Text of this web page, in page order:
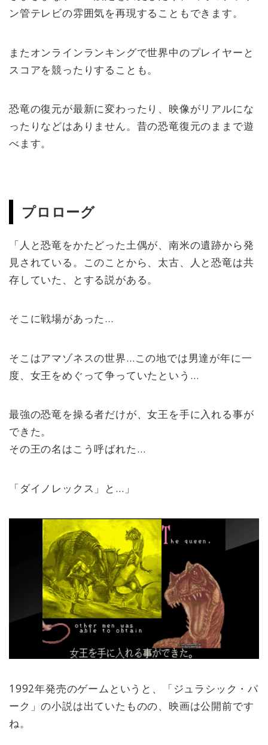
ン管テレビの雰囲気を再現することもできます。
またオンラインランキングで世界中のプレイヤーと
スコアを競ったりすることも。
恐竜の復元が最新に変わったり、映像がリアルにな
ったりなどはありません。昔の恐竜復元のままで遊
べます。
プロローグ
「人と恐竜をかたどった土偶が、南米の遺跡から発
見されている。このことから、太古、人と恐竜は共
存していた、とする説がある。
そこに戦場があった…
そこはアマゾネスの世界…この地では男達が年に一
度、女王をめぐって争っていたという…
最強の恐竜を操る者だけが、女王を手に入れる事が
できた。
その王の名はこう呼ばれた…
「ダイノレックス」と…」
1992年発売のゲームというと、「ジュラシック・パ
ーク」の小説は出ていたものの、映画は公開前です
ね。